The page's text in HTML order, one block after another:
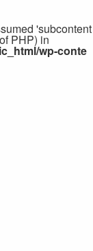
'subcontent
PHP) in
wp-conte